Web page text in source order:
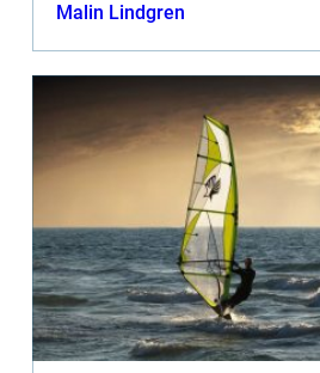
Malin Lindgren